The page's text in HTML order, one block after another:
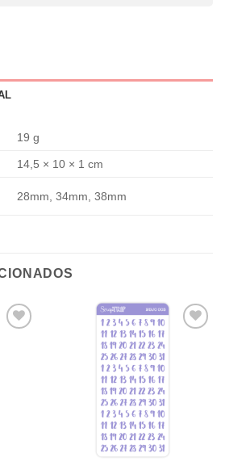
19 g
14,5 × 10 × 1 cm
28mm, 34mm, 38mm